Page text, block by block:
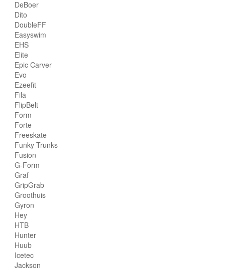
DeBoer
Dito
DoubleFF
Easyswim
EHS
Elite
Epic Carver
Evo
Ezeefit
Fila
FlipBelt
Form
Forte
Freeskate
Funky Trunks
Fusion
G-Form
Graf
GripGrab
Groothuis
Gyron
Hey
HTB
Hunter
Huub
Icetec
Jackson